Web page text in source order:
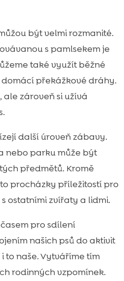
být velmi rozmanité.
s pamlsekem je
také využít běžné
překážkové dráhy.
ale zároveň si užívá
další úroveň zábavy.
nebo parku může být
předmětů. Kromě
procházky příležitostí pro
ostatními zvířaty a lidmi.
pro sdílení
našich psů do aktivit
to naše. Vytváříme tím
rodinných vzpomínek.